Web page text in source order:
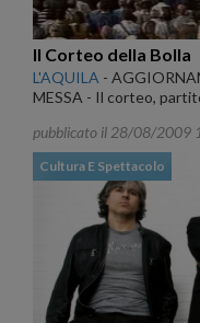
Il Corteo della Bolla
L'AQUILA -
MESSA - Il corteo,
pubblicato il 28/08/2009
Cultura E Spettacolo